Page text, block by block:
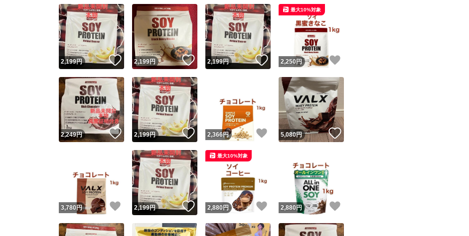
取引実績◯+ このユーザーはYahoo!フリマの取引を完了させた実績があります
他フリマ実績◯+ このユーザーは他フリマサービスでの取引実績があります
スピード&安心発送
※このバッジは実績に基づく表示であり、発送を保証しているものではありません
スピード＆安心発送
このユーザーは高頻度で24時間以内＆設定した発送日数内に発送してい
ます
スピード発送
安心発送 このユーザーは設定した発送日数内に発送しています
コピーは1商品につき1回です
出品ページへ
キャンセル
2,199円 いいね！
2,199円 いいね！
2,199円 いいね！
2,250円
最大10%対象
2,249円 いいね！
2,199円 いいね！
2,366円 いいね！
5,080円
3,780 円 いいね！
2,199円 いいね！
2,880 円 いいね！
最大10%対象
2,880 円